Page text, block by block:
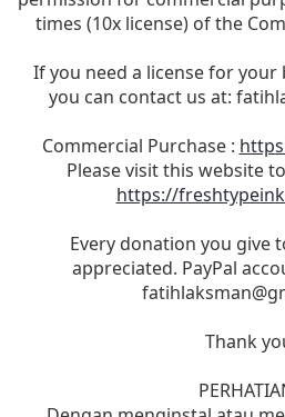
times (10x license) of the
If you need a license for your
you can contact us at:
Commercial Purchase :
Please visit this website
https://
Every donation you give
appreciated. PayPal
Thank